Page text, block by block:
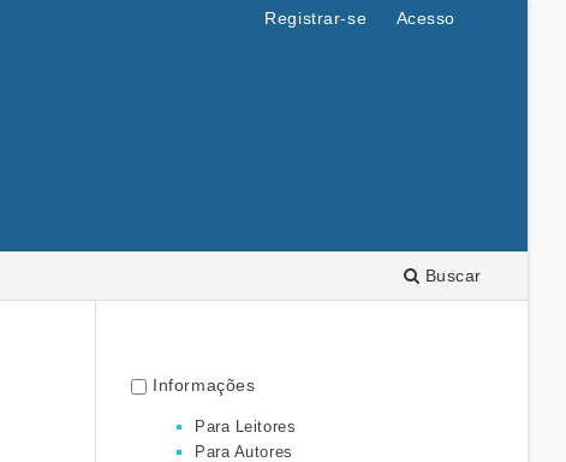
Buscar
Registrar-se Acesso
Informações
Para Leitores
Para Autores